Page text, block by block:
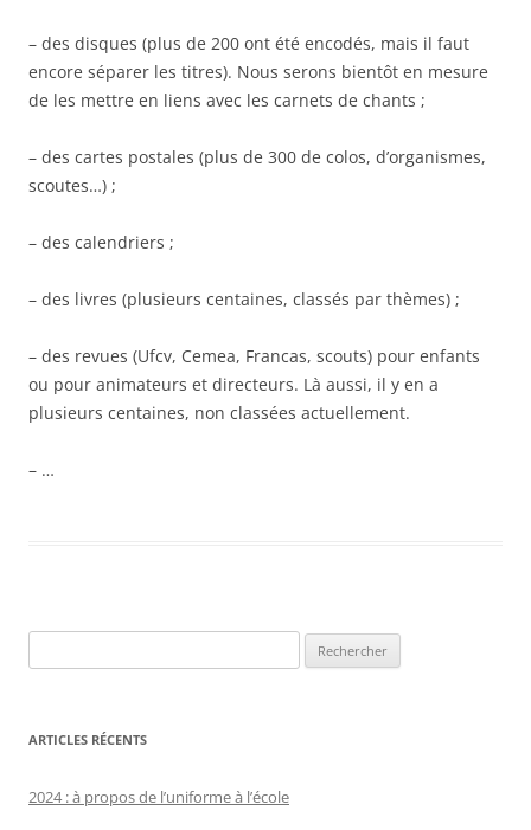
– des disques (plus de 200 ont été encodés, mais il faut
encore séparer les titres). Nous serons bientôt en mesure
de les mettre en liens avec les carnets de chants ;
– des cartes postales (plus de 300 de colos, d’organismes,
scoutes…) ;
– des calendriers ;
– des livres (plusieurs centaines, classés par thèmes) ;
– des revues (Ufcv, Cemea, Francas, scouts) pour enfants
ou pour animateurs et directeurs. Là aussi, il y en a
plusieurs centaines, non classées actuellement.
– …
ARTICLES RÉCENTS
2024 : à propos de l’uniforme à l’école